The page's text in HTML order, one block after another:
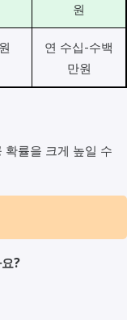
원
연 수십-수백
만원
확률을 크게 높일 수
?